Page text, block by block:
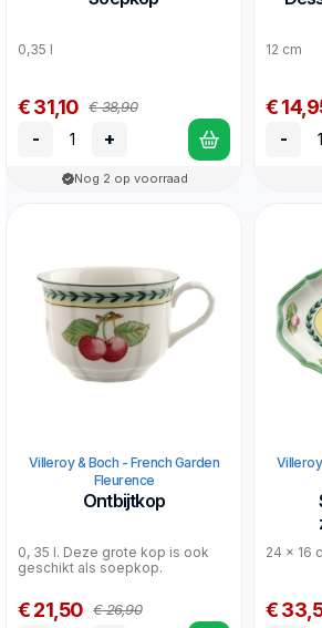
0,35 l
€ 31,10 € 38,90
- +
Nog 2 op voorraad
12 cm
€
-
Villeroy & Boch - French Garden
Fleurence
Ontbijtkop
0, 35 l. Deze grote kop is ook
geschikt als soepkop.
€ 21,50 € 26,90
24 x 16
€